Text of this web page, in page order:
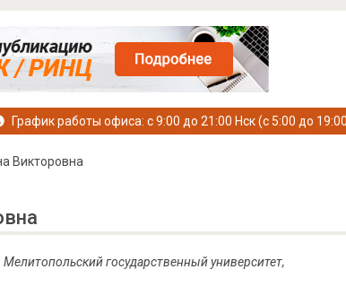
График работы офиса: с 9:00 до 21:00 Нск (с 5:00 до
Викторовна
государственный университет,